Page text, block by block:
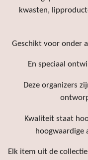
kwasten,
Geschikt voor onder
En speciaal
Deze organizers
Kwaliteit staat
hoogwaardige
Elk item uit de